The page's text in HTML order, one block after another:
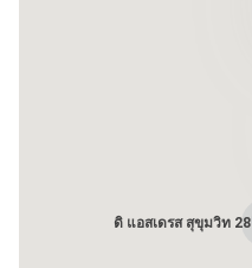
ดิ แอสเดรส สุขุมวิท 28